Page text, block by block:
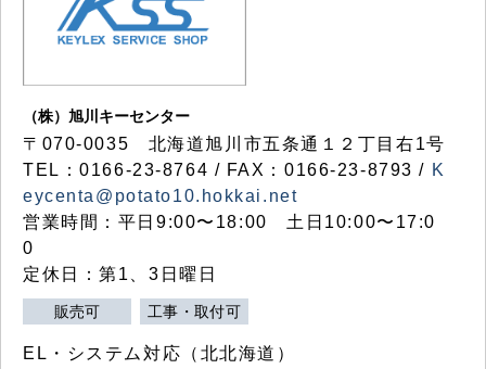
（株）旭川キーセンター
〒070-0035 北海道旭川市五条通１２丁目右1号
TEL：0166-23-8764 / FAX：0166-23-8793 / K
eycenta@potato10.hokkai.net
営業時間：平日9:00〜18:00 土日10:00〜17:0
0
定休日：第1、3日曜日
販売可 工事・取付可
EL・システム対応（北北海道）